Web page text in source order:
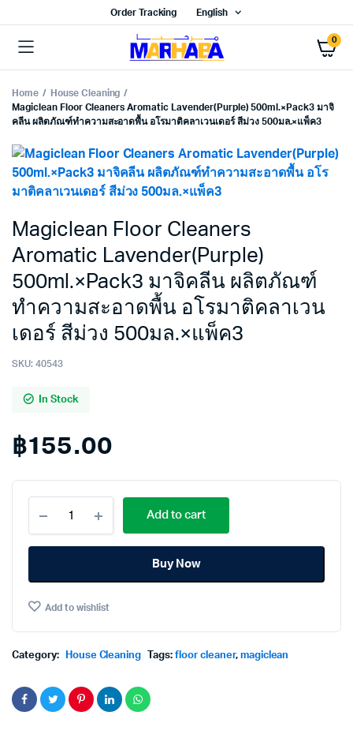
Order Tracking English
0
Home
House Cleaning
Magiclean Floor Cleaners Aromatic Lavender(Purple) 500ml.×Pack3 มาจิ
คลีน ผลิตภัณฑ์ทำความสะอาดพื้น อโรมาติคลาเวนเดอร์ สีม่วง 500มล.×แพ็ค3
Magiclean Floor Cleaners
Aromatic Lavender(Purple)
500ml.×Pack3 มาจิคลีน ผลิตภัณฑ์
ทำความสะอาดพื้น อโรมาติคลาเวน
เดอร์ สีม่วง 500มล.×แพ็ค3
SKU: 40543
In Stock
฿155.00
Floor
Cleaners
Aromatic
500ml.×Pack3
จิ
ทำความ
อ
โร
Add to cart
Buy Now
Add to wishlist
Category: House Cleaning Tags:floor cleaner, magiclean